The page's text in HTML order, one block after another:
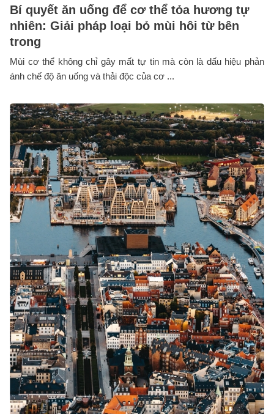
Bí quyết ăn uống để cơ thể tỏa hương tự
nhiên: Giải pháp loại bỏ mùi hôi từ bên
trong
Mùi cơ thể không chỉ gây mất tự tin mà còn là dấu hiệu phản
ánh chế độ ăn uống và thải độc của cơ ...